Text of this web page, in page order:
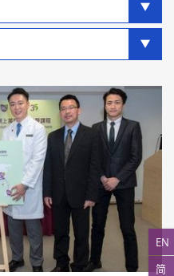
EN
简